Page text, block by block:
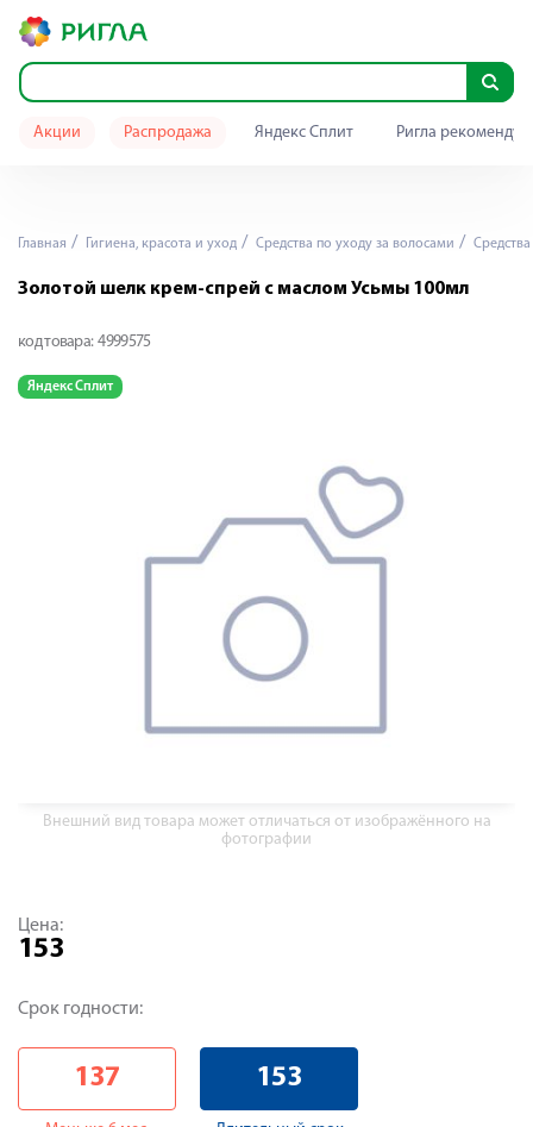
Акции Распродажа Яндекс Сплит Ригла
Главная Гигиена, красота и уход Средства по уходу за волосами
Золотой шелк крем-спрей с маслом Усьмы 100мл
код товара: 4999575
Яндекс Сплит
Внешний вид товара может отличаться от изображённого на
фотографии
Цена:
153
Срок годности:
137 153